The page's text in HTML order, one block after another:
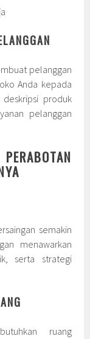
pelanggan
Anda kepada
produk
pelanggan
semakin
menawarkan
serta strategi
ruang